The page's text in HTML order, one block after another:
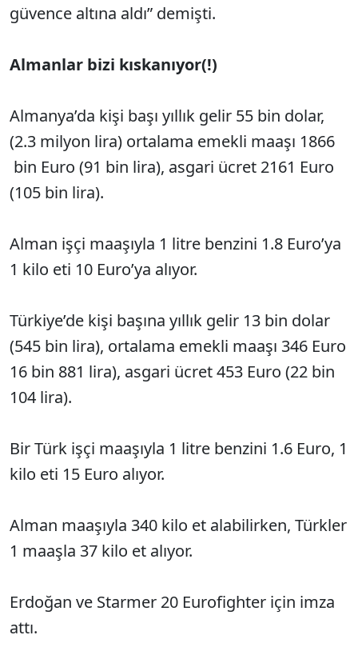
güvence altına aldı” demişti.
Almanlar bizi kıskanıyor(!)
Almanya’da kişi başı yıllık gelir 55 bin dolar,
(2.3 milyon lira) ortalama emekli maaşı 1866
bin Euro (91 bin lira), asgari ücret 2161 Euro
(105 bin lira).
Alman işçi maaşıyla 1 litre benzini 1.8 Euro’ya
1 kilo eti 10 Euro’ya alıyor.
Türkiye’de kişi başına yıllık gelir 13 bin dolar
(545 bin lira), ortalama emekli maaşı 346 Euro
16 bin 881 lira), asgari ücret 453 Euro (22 bin
104 lira).
Bir Türk işçi maaşıyla 1 litre benzini 1.6 Euro, 1
kilo eti 15 Euro alıyor.
Alman maaşıyla 340 kilo et alabilirken, Türkler
1 maaşla 37 kilo et alıyor.
Erdoğan ve Starmer 20 Eurofighter için imza
attı.